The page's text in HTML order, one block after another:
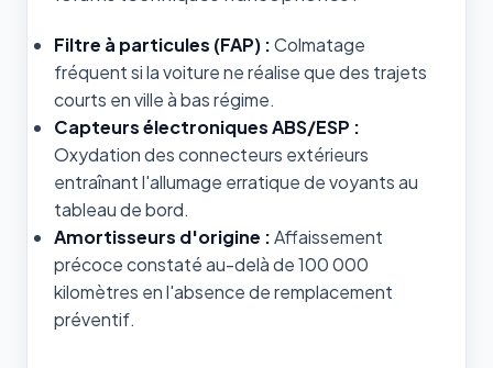
Filtre à particules (FAP) :Colmatage
fréquent si la voiture ne réalise que des trajets
courts en ville à bas régime.
Capteurs électroniques ABS/ESP :
Oxydation des connecteurs extérieurs
entraînant l'allumage erratique de voyants au
tableau de bord.
Amortisseurs d'origine :Affaissement
précoce constaté au-delà de 100 000
kilomètres en l'absence de remplacement
préventif.